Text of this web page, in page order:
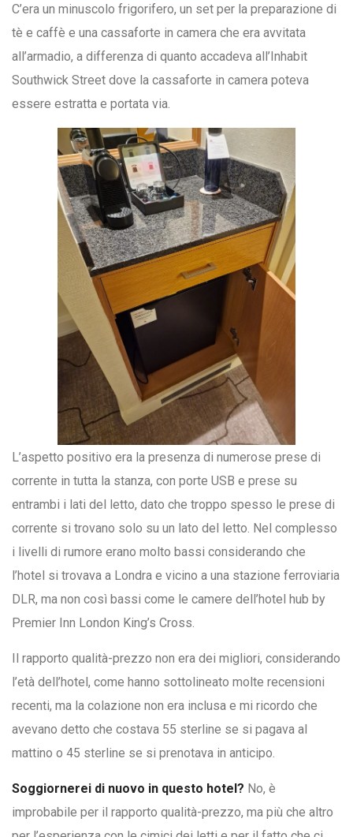
C’era un minuscolo frigorifero, un set per la preparazione di
tè e caffè e una cassaforte in camera che era avvitata
all’armadio, a differenza di quanto accadeva all’Inhabit
Southwick Street dove la cassaforte in camera poteva
essere estratta e portata via.
L’aspetto positivo era la presenza di numerose prese di
corrente in tutta la stanza, con porte USB e prese su
entrambi i lati del letto, dato che troppo spesso le prese di
corrente si trovano solo su un lato del letto. Nel complesso
i livelli di rumore erano molto bassi considerando che
l’hotel si trovava a Londra e vicino a una stazione ferroviaria
DLR, ma non così bassi come le camere dell’hotel hub by
Premier Inn London King’s Cross.
Il rapporto qualità-prezzo non era dei migliori, considerando
l’età dell’hotel, come hanno sottolineato molte recensioni
recenti, ma la colazione non era inclusa e mi ricordo che
avevano detto che costava 55 sterline se si pagava al
mattino o 45 sterline se si prenotava in anticipo.
Soggiornerei di nuovo in questo hotel? No, è
improbabile per il rapporto qualità-prezzo, ma più che altro